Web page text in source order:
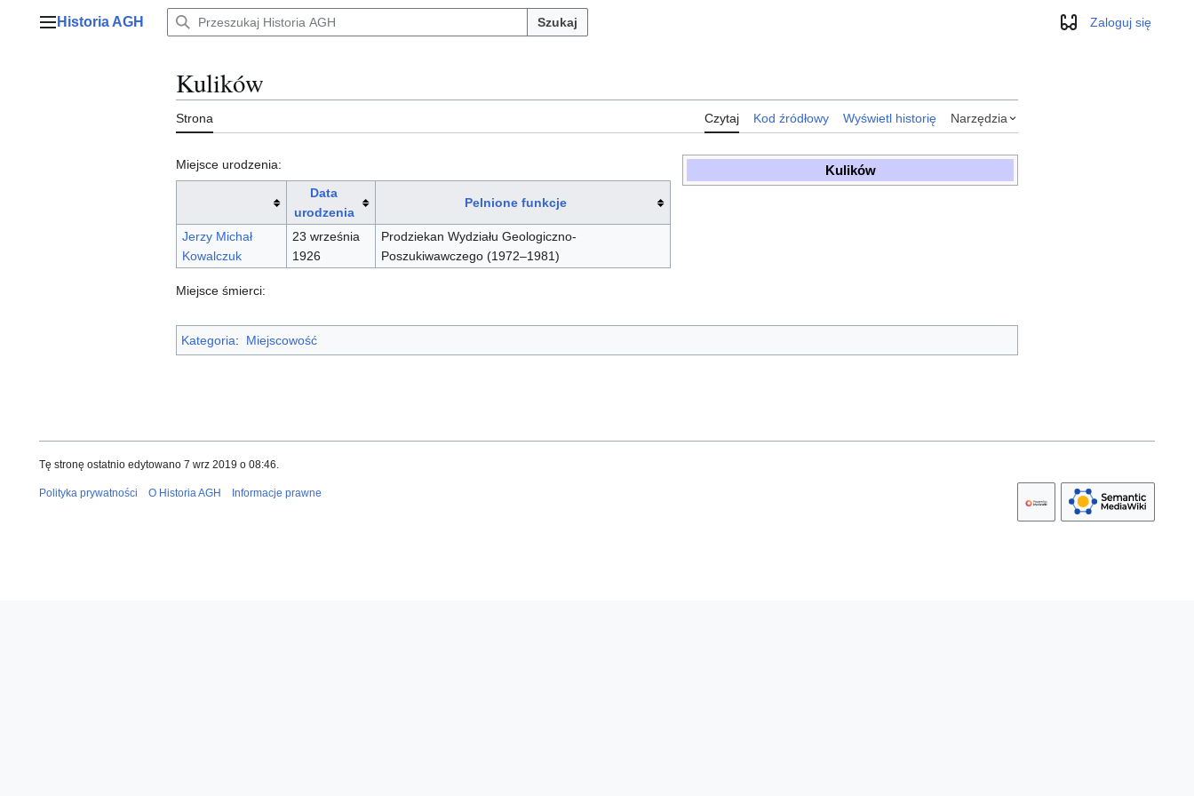
Menu główne
Historia AGH Szukaj WyglądZaloguj się
Kulików
Strona Czytaj Kod źródłowy Wyświetl historię Narzędzia
Kulików
Miejsce urodzenia:
Data
urodzenia
Pelnione funkcje
Jerzy Michał
Kowalczuk
23 września
1926
Prodziekan Wydziału Geologiczno-
Poszukiwawczego (1972–1981)
Miejsce śmierci:
Kategoria: Miejscowość
Tę stronę ostatnio edytowano 7 wrz 2019 o 08:46.
Polityka prywatności O Historia AGH Informacje prawne